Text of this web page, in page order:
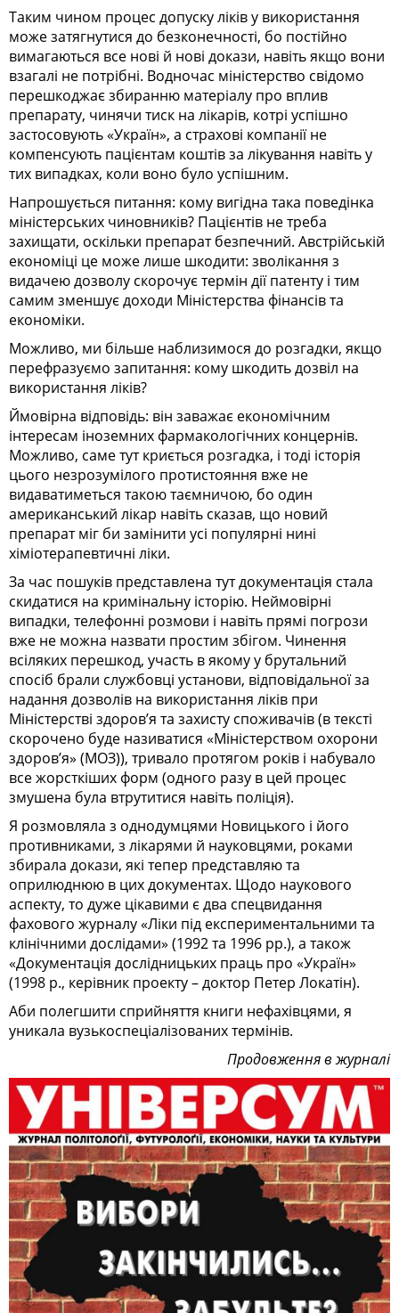
Таким чином процес допуску ліків у використання
може затягнутися до безконечності, бо постійно
вимагаються все нові й нові докази, навіть якщо вони
взагалі не потрібні. Водночас міністерство свідомо
перешкоджає збиранню матеріалу про вплив
препарату, чинячи тиск на лікарів, котрі успішно
застосовують «Україн», а страхові компанії не
компенсують пацієнтам коштів за лікування навіть у
тих випадках, коли воно було успішним.
Напрошується питання: кому вигідна така поведінка
міністерських чиновників? Пацієнтів не треба
захищати, оскільки препарат безпечний. Австрій­ській
економіці це може лише шкодити: зволікання з
видачею дозволу скорочує термін дії патенту і тим
самим зменшує доходи Міністерства фінансів та
економіки.
Можливо, ми більше наблизимося до розгадки, якщо
перефразуємо запитання: кому шкодить дозвіл на
використання ліків?
Ймовірна відповідь: він заважає економічним
інтересам іноземних фармакологічних концернів.
Можливо, саме тут криється розгадка, і тоді історія
цього незрозумілого протистояння вже не
видаватиметься такою таємничою, бо один
американський лікар навіть сказав, що новий
препарат міг би замінити усі популярні нині
хіміотерапевтичні ліки.
За час пошуків представлена тут документація стала
скидатися на кримінальну історію. Неймовірні
випадки, телефонні розмови і навіть прямі погрози
вже не можна назвати простим збігом. Чинення
всіляких перешкод, участь в якому у брутальний
спосіб брали службовці установи, відповідальної за
надання дозволів на використання ліків при
Міністерстві здоров’я та захисту споживачів (в тексті
скорочено буде називатися «Міністерством охорони
здоров’я» (МОЗ)), тривало протягом років і набувало
все жорсткіших форм (одного разу в цей процес
змушена була втрутитися навіть поліція).
Я розмовляла з однодумцями Новицького і його
противниками, з лікарями й науковцями, роками
збирала докази, які тепер представляю та
оприлюднюю в цих документах. Щодо наукового
аспекту, то дуже цікавими є два спецвидання
фахового журналу «Ліки під експериментальними та
клінічними дослідами» (1992 та 1996 рр.), а також
«Документація дослідницьких праць про «Україн»
(1998 р., керівник проекту – доктор Петер Локатін).
Аби полегшити сприйняття книги нефахівцями, я
уникала вузькоспеціалізованих термінів.
Продовження в журналі